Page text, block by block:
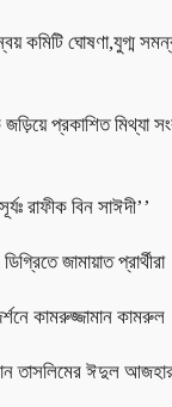
কমিটি ঘোষণা,যুগ্ম
প্রকাশিত মিথ্যা
রাফীক বিন সাঈদী’’
জামায়াত প্রার্থীরা
কামরুজ্জামান কামরুল
তাসলিমের ঈদুল